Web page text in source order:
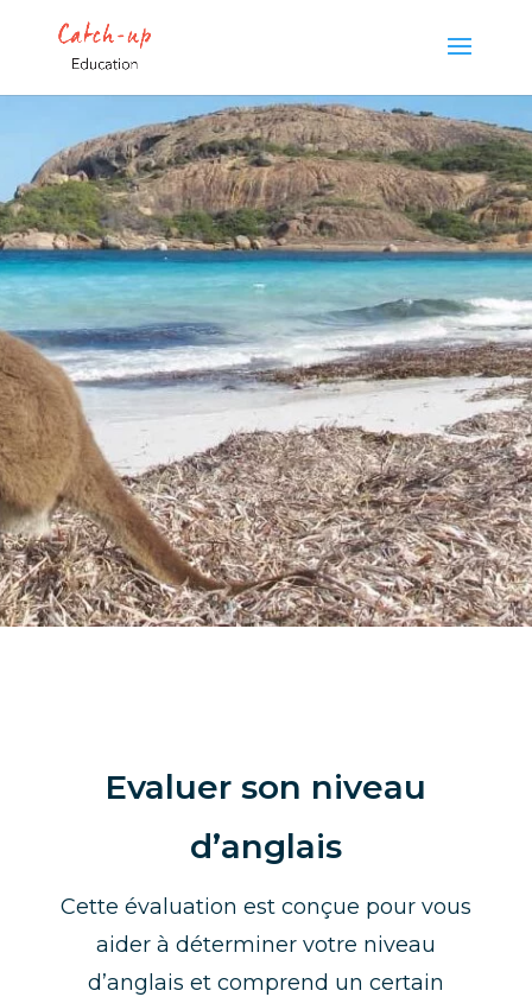
Evaluer son niveau
d’anglais
Cette évaluation est conçue pour vous
aider à déterminer votre niveau
d’anglais et comprend un certain